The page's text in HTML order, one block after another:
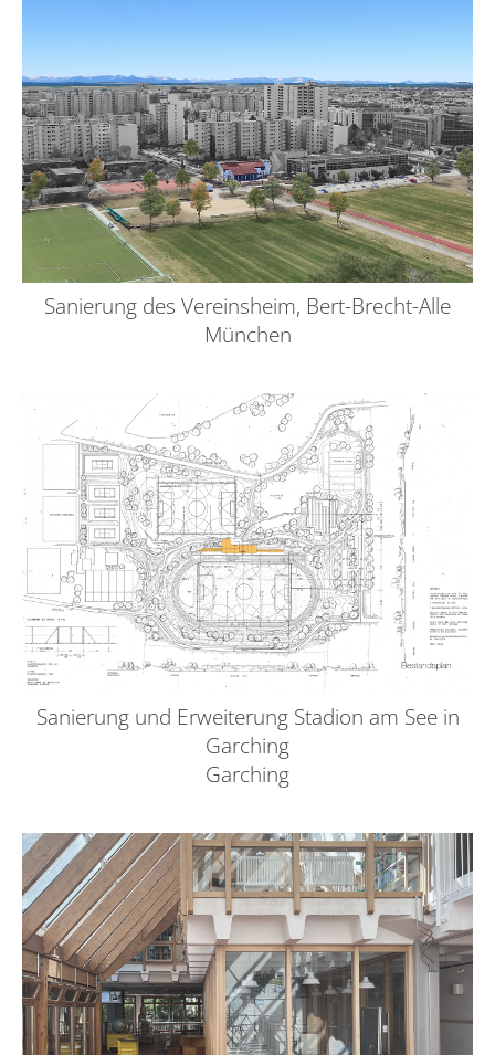
Sanierung des Vereinsheim, Bert-Brecht-Alle
München
Sanierung und Erweiterung Stadion am See in
Garching
Garching